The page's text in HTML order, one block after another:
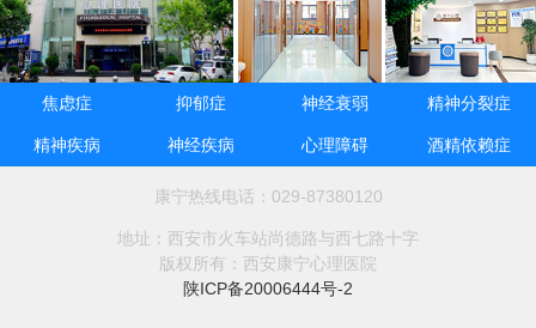
焦虑症 抑郁症 神经衰弱 精神分裂症
精神疾病 神经疾病 心理障碍 酒精依赖症
康宁热线电话：029-87380120
地址：西安市火车站尚德路与西七路十字
版权所有：西安康宁心理医院
陕ICP备20006444号-2